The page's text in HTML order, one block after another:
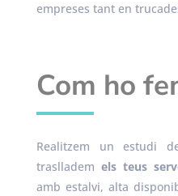
empreses tant en
Com ho
Realitzem un estudi
traslladem els teus
amb estalvi, alta